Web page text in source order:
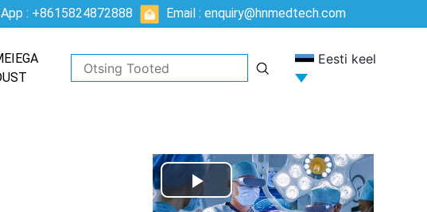
: +8615824872888 Email : enquiry@hnmedtech.com
Eesti keel
Play